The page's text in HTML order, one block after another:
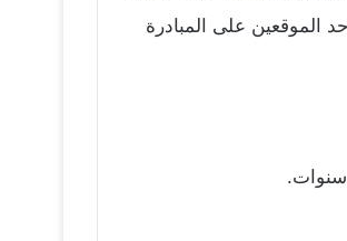
الموقعين على المبادرة